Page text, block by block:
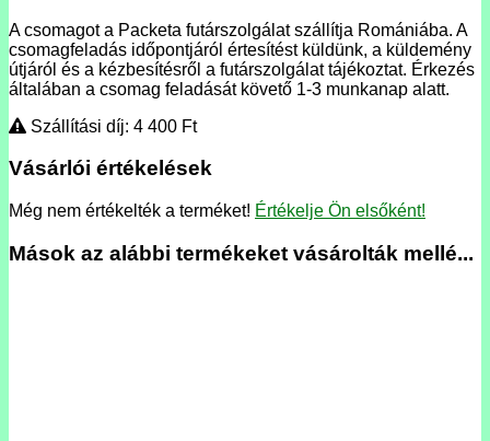
A csomagot a Packeta futárszolgálat szállítja Romániába. A
csomagfeladás időpontjáról értesítést küldünk, a küldemény
útjáról és a kézbesítésről a futárszolgálat tájékoztat. Érkezés
általában a csomag feladását követő 1-3 munkanap alatt.
Szállítási díj: 4 400 Ft
Vásárlói értékelések
Még nem értékelték a terméket! Értékelje Ön elsőként!
Mások az alábbi termékeket vásárolták mellé...